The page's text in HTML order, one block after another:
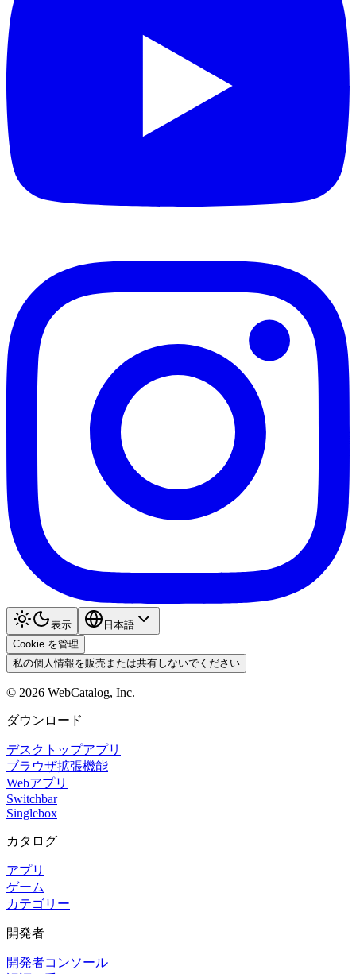
表示
日本語
Cookie を管理
私の個人情報を販売または共有しないでください
© 2026 WebCatalog, Inc.
ダウンロード
デスクトップアプリ
ブラウザ拡張機能
Webアプリ
Switchbar
Singlebox
カタログ
アプリ
ゲーム
カテゴリー
開発者
開発者コンソール